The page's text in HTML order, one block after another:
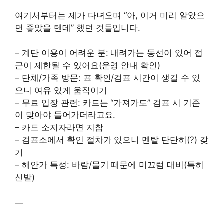
여기서부터는 제가 다녀오며 “아, 이거 미리 알았으
면 좋았을 텐데” 했던 것들입니다.
– 계단 이용이 어려운 분: 내려가는 동선이 있어 접
근이 제한될 수 있어요(운영 안내 확인)
– 단체/가족 방문: 표 확인/검표 시간이 생길 수 있
으니 여유 있게 움직이기
– 무료 입장 관련: 카드는 “가져가도” 검표 시 기준
이 맞아야 들어가더라고요.
– 카드 소지자라면 지참
– 검표소에서 확인 절차가 있으니 멘탈 단단히(?) 갖
기
– 해안가 특성: 바람/물기 때문에 미끄럼 대비(특히
신발)
—